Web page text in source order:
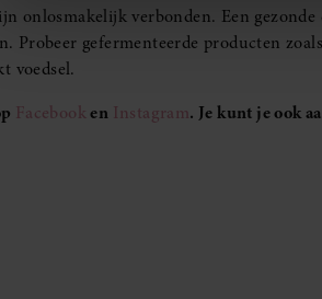
websiteverkeer te analyseren. Ook
media, adverteren en analyse. Deze
verstrekt of die ze hebben verzameld
onlosmakelijk verbonden. Een
Probeer gefermenteerde producten
voedsel.
Facebooken Instagram. Je kunt je ook